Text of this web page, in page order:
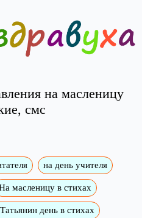
на масленицу
смс
на день учителя
масленицу в стихах
день в стихах